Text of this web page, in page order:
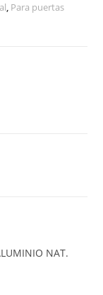
, Para puertas
NAT.